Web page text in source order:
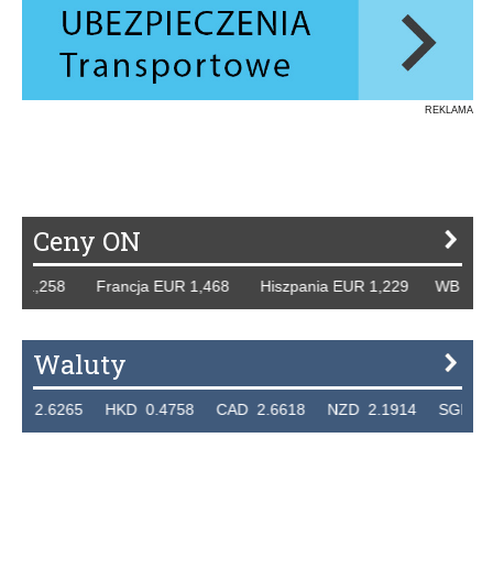
REKLAMA
Ceny ON
Francja EUR 1,468 Hiszpania EUR 1,229 WB
Waluty
HKD 0.4758 CAD 2.6618 NZD 2.1914 SGD